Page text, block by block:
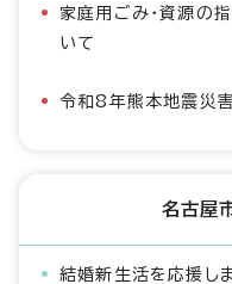
家庭用ごみ・資源の
いて
令和8年熊本地震災
名古屋
結婚新生活を応援し